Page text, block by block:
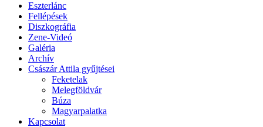
Eszterlánc
Fellépések
Diszkográfia
Zene-Videó
Galéria
Archív
Császár Attila gyűjtései
Feketelak
Melegföldvár
Búza
Magyarpalatka
Kapcsolat